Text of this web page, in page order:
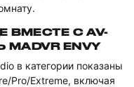
ВМЕСТЕ С AV-
ENVY
в категории показаны
Pro/Extreme, включая